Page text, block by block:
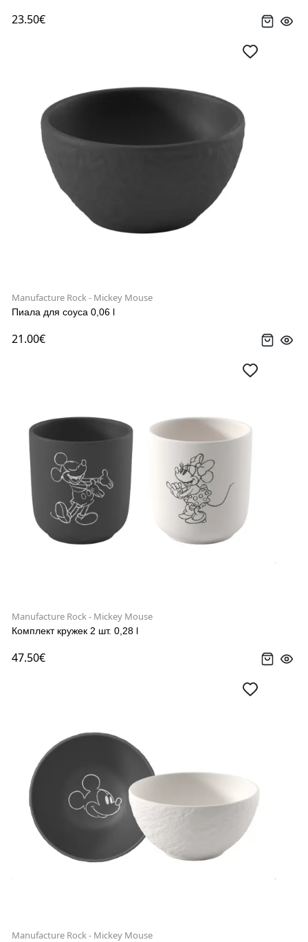
23.50€
Manufacture Rock - Mickey Mouse
Пиала для соуса 0,06 l
21.00€
Manufacture Rock - Mickey Mouse
Комплект кружек 2 шт. 0,28 l
47.50€
Manufacture Rock - Mickey Mouse